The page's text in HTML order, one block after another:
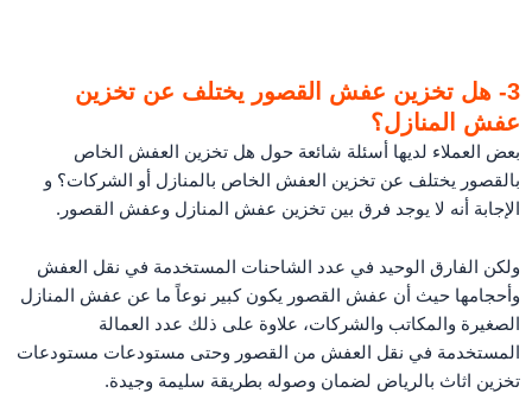
3- هل تخزين عفش القصور يختلف عن تخزين
عفش المنازل؟
بعض العملاء لديها أسئلة شائعة حول هل تخزين العفش الخاص
بالقصور يختلف عن تخزين العفش الخاص بالمنازل أو الشركات؟ و
الإجابة أنه لا يوجد فرق بين تخزين عفش المنازل وعفش القصور.
ولكن الفارق الوحيد في عدد الشاحنات المستخدمة في نقل العفش
وأحجامها حيث أن عفش القصور يكون كبير نوعاً ما عن عفش المنازل
الصغيرة والمكاتب والشركات، علاوة على ذلك عدد العمالة
المستخدمة في نقل العفش من القصور وحتى مستودعات مستودعات
تخزين اثاث بالرياض لضمان وصوله بطريقة سليمة وجيدة.